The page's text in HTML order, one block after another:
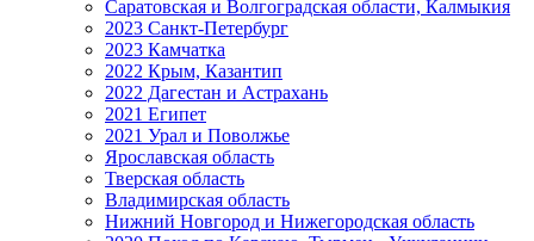
Саратовская и Волгоградская области, Калмыкия
2023 Санкт-Петербург
2023 Камчатка
2022 Крым, Казантип
2022 Дагестан и Астрахань
2021 Египет
2021 Урал и Поволжье
Ярославская область
Тверская область
Владимирская область
Нижний Новгород и Нижегородская область